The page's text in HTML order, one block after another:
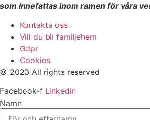
som innefattas inom ramen för våra
Kontakta oss
Vill du bli familjehem
Gdpr
Cookies
© 2023 All rights reserved
Facebook-f Linkedin
Namn